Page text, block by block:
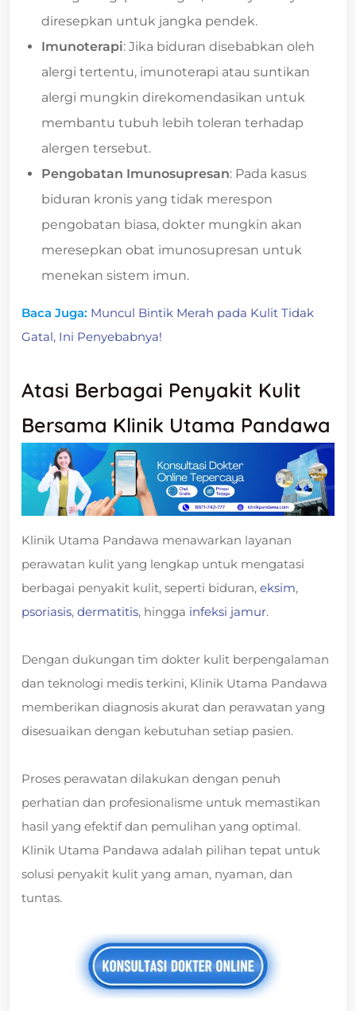
diresepkan untuk jangka pendek.
Imunoterapi: Jika biduran disebabkan oleh
alergi tertentu, imunoterapi atau suntikan
alergi mungkin direkomendasikan untuk
membantu tubuh lebih toleran terhadap
alergen tersebut.
Pengobatan Imunosupresan: Pada kasus
biduran kronis yang tidak merespon
pengobatan biasa, dokter mungkin akan
meresepkan obat imunosupresan untuk
menekan sistem imun.
Baca Juga: Muncul Bintik Merah pada Kulit Tidak
Gatal, Ini Penyebabnya!
Atasi Berbagai Penyakit Kulit
Bersama Klinik Utama Pandawa
Klinik Utama Pandawa menawarkan layanan
perawatan kulit yang lengkap untuk mengatasi
berbagai penyakit kulit, seperti biduran, eksim,
psoriasis, dermatitis, hingga infeksi jamur.
Dengan dukungan tim dokter kulit berpengalaman
dan teknologi medis terkini, Klinik Utama Pandawa
memberikan diagnosis akurat dan perawatan yang
disesuaikan dengan kebutuhan setiap pasien.
Proses perawatan dilakukan dengan penuh
perhatian dan profesionalisme untuk memastikan
hasil yang efektif dan pemulihan yang optimal.
Klinik Utama Pandawa adalah pilihan tepat untuk
solusi penyakit kulit yang aman, nyaman, dan
tuntas.